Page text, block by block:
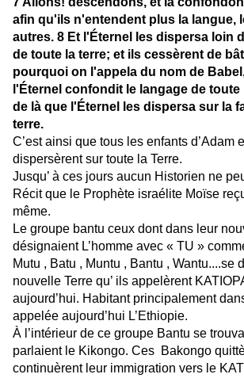
afin qu'ils n'entendent plus la langue,
autres. 8 Et l'Éternel les dispersa loin
de toute la terre; et ils cessèrent de
pourquoi on l'appela du nom de
l'Éternel confondit le langage de toute
de là que l'Éternel les dispersa sur la
terre.
C’est ainsi que tous les enfants d’Adam
dispersèrent sur toute la Terre.
Jusqu’ à ces jours aucun Historien ne
Récit que le Prophète israélite Moïse
même.
Le groupe bantu ceux dont dans leur
désignaient L’homme avec « TU »
Mutu , Batu , Muntu , Bantu , Wantu....se
nouvelle Terre qu’ ils appelèrent
aujourd’hui. Habitant principalement
appelée aujourd’hui L’Ethiopie.
À l’intérieur de ce groupe Bantu se
parlaient le Kikongo. Ces Bakongo
continuèrent leur immigration vers le